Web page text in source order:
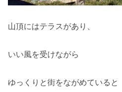
山頂にはテラスがあり、
いい風を受けながら
ゆっくりと街をながめていると